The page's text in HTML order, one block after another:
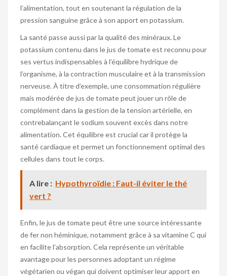
l’alimentation, tout en soutenant la régulation de la
pression sanguine grâce à son apport en potassium.
La santé passe aussi par la qualité des minéraux. Le
potassium contenu dans le jus de tomate est reconnu pour
ses vertus indispensables à l’équilibre hydrique de
l’organisme, à la contraction musculaire et à la transmission
nerveuse. À titre d’exemple, une consommation régulière
mais modérée de jus de tomate peut jouer un rôle de
complément dans la gestion de la tension artérielle, en
contrebalançant le sodium souvent excès dans notre
alimentation. Cet équilibre est crucial car il protège la
santé cardiaque et permet un fonctionnement optimal des
cellules dans tout le corps.
A lire : Hypothyroïdie : Faut-il éviter le thé
vert ?
Enfin, le jus de tomate peut être une source intéressante
de fer non héminique, notamment grâce à sa vitamine C qui
en facilite l’absorption. Cela représente un véritable
avantage pour les personnes adoptant un régime
végétarien ou végan qui doivent optimiser leur apport en